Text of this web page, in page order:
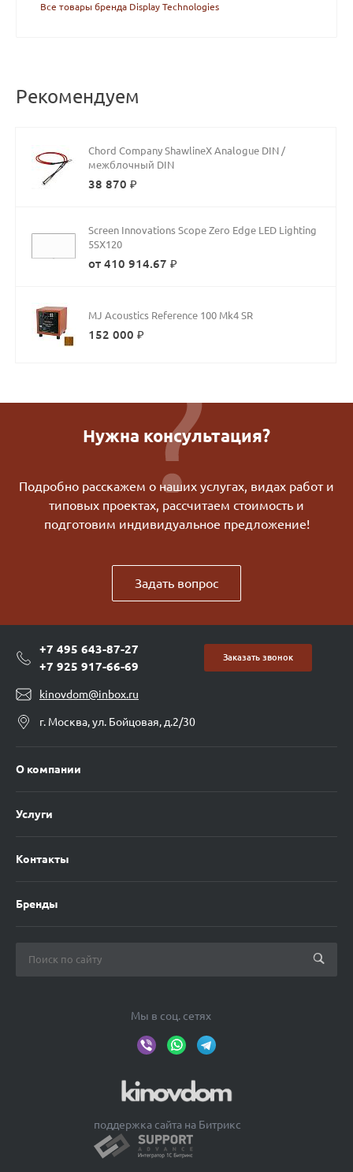
Все товары бренда Display Technologies
Рекомендуем
Chord Company ShawlineX Analogue DIN /
межблочный DIN
38 870 ₽
Screen Innovations Scope Zero Edge LED Lighting
5SX120
от 410 914.67 ₽
MJ Acoustics Reference 100 Mk4 SR
152 000 ₽
Нужна консультация?
Подробно расскажем о наших услугах, видах работ и
типовых проектах, рассчитаем стоимость и
подготовим индивидуальное предложение!
Задать вопрос
+7 495 643-87-27
+7 925 917-66-69
Заказать звонок
kinovdom@inbox.ru
г. Москва, ул. Бойцовая, д.2/30
О компании
Услуги
Контакты
Бренды
Мы в соц. сетях
поддержка сайта на Битрикс